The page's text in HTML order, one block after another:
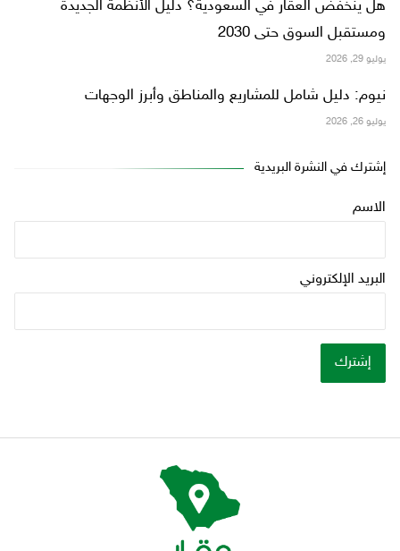
هل ينخفض العقار في السعودية؟ دليل الأنظمة الجديدة
ومستقبل السوق حتى 2030
يوليو 29, 2026
نيوم: دليل شامل للمشاريع والمناطق وأبرز الوجهات
يوليو 26, 2026
إشترك في النشرة البريدية
الاسم
البريد الإلكتروني